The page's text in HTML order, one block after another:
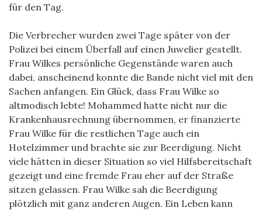
für den Tag.
Die Verbrecher wurden zwei Tage später von der
Polizei bei einem Überfall auf einen Juwelier gestellt.
Frau Wilkes persönliche Gegenstände waren auch
dabei, anscheinend konnte die Bande nicht viel mit den
Sachen anfangen. Ein Glück, dass Frau Wilke so
altmodisch lebte! Mohammed hatte nicht nur die
Krankenhausrechnung übernommen, er finanzierte
Frau Wilke für die restlichen Tage auch ein
Hotelzimmer und brachte sie zur Beerdigung. Nicht
viele hätten in dieser Situation so viel Hilfsbereitschaft
gezeigt und eine fremde Frau eher auf der Straße
sitzen gelassen. Frau Wilke sah die Beerdigung
plötzlich mit ganz anderen Augen. Ein Leben kann